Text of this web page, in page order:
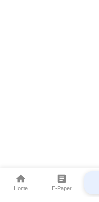
Home E-Paper